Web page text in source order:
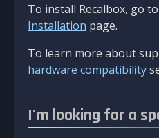
To install Recalbox, go
Installation page.
To learn more about
hardware compatibility
I'm looking for a